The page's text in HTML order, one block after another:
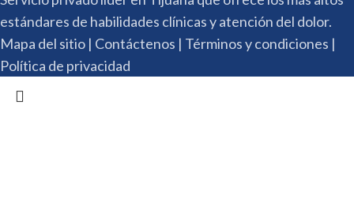
estándares de habilidades clínicas y atención del dolor.
Mapa del sitio | Contáctenos | Términos y condiciones |
Política de privacidad